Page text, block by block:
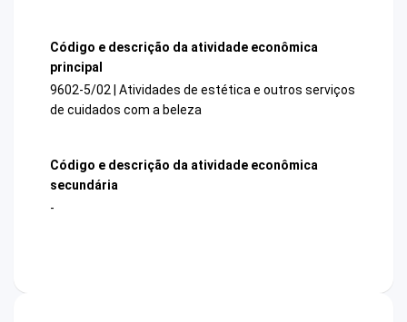
Código e descrição da atividade econômica
principal
9602-5/02 | Atividades de estética e outros serviços
de cuidados com a beleza
Código e descrição da atividade econômica
secundária
-